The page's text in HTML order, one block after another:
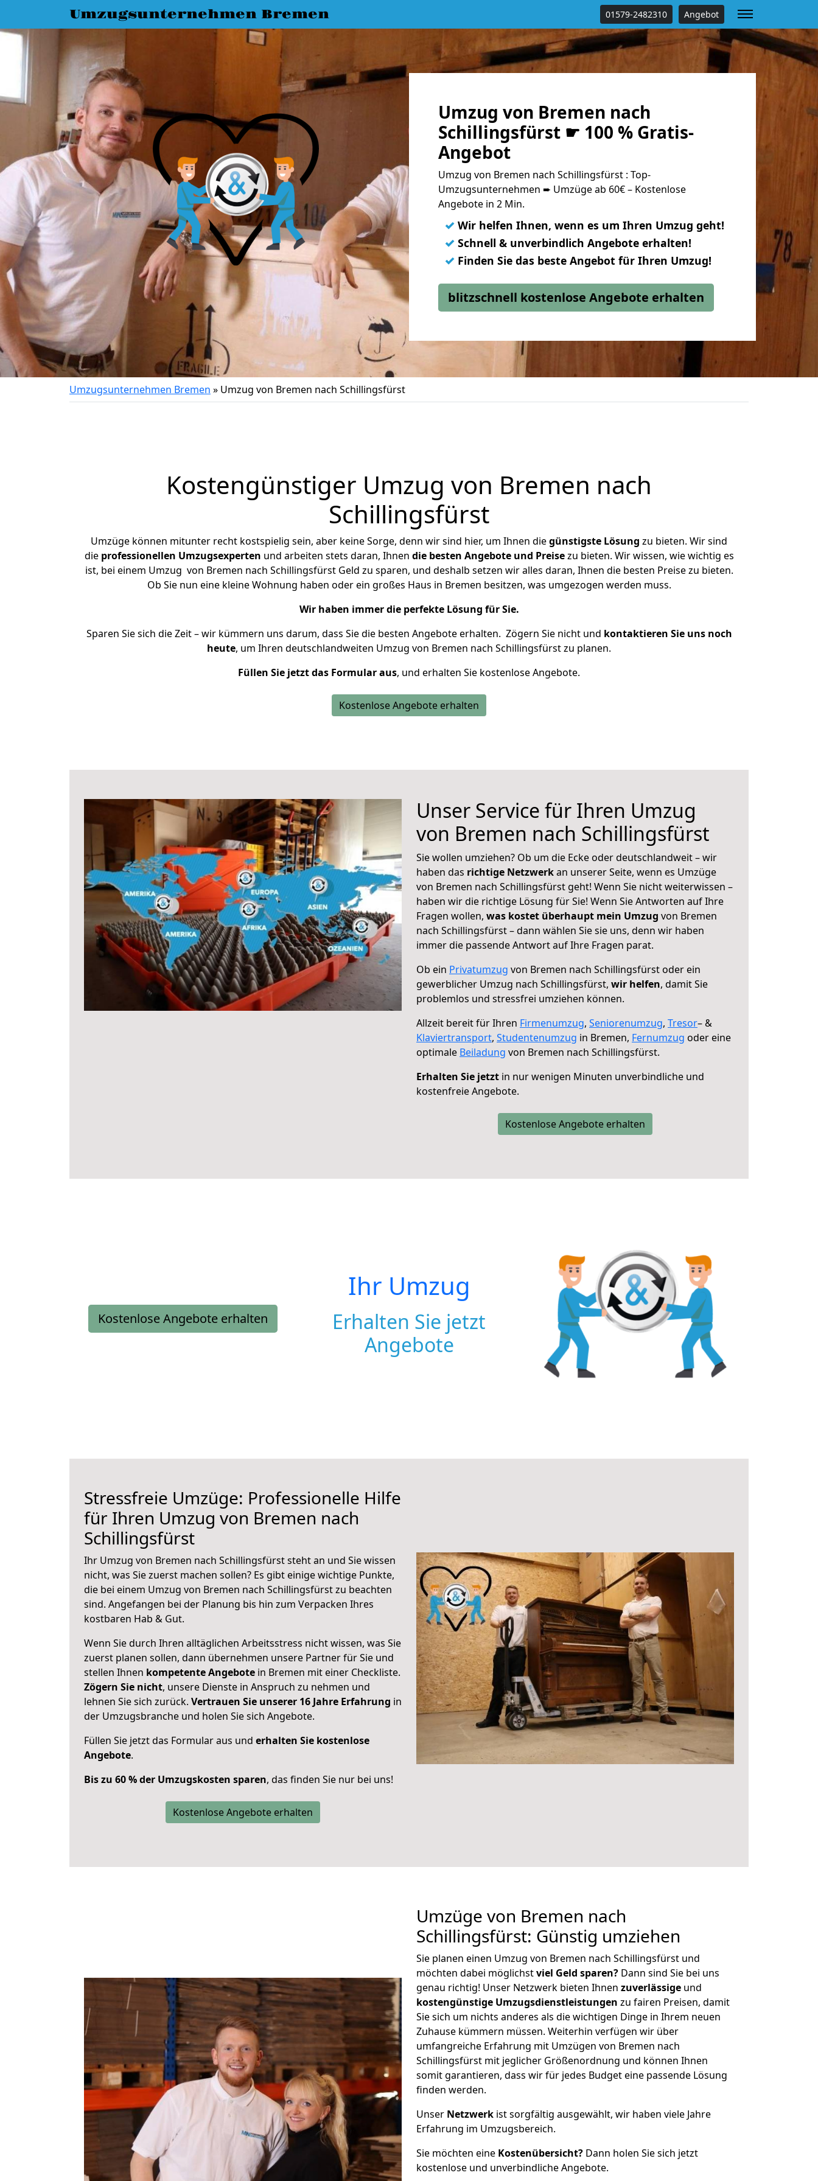
Umzugsunternehmen Bremen 01579-2482310 Angebot
Umzug von Bremen nach
Schillingsfürst ☛ 100 % Gratis-
Angebot
Umzug von Bremen nach Schillingsfürst : Top-
Umzugsunternehmen ➨ Umzüge ab 60€ – Kostenlose
Angebote in 2 Min.
✓ Wir helfen Ihnen, wenn es um Ihren Umzug geht!
✓ Schnell & unverbindlich Angebote erhalten!
✓ Finden Sie das beste Angebot für Ihren Umzug!
blitzschnell kostenlose Angebote erhalten
Umzugsunternehmen Bremen » Umzug von Bremen nach Schillingsfürst
Kostengünstiger Umzug von Bremen nach
Schillingsfürst
Umzüge können mitunter recht kostspielig sein, aber keine Sorge, denn wir sind hier, um Ihnen diegünstigste Lösung zu bieten. Wir sind
die professionellen Umzugsexperten und arbeiten stets daran, Ihnen die besten Angebote und Preisezu bieten. Wir wissen, wie wichtig es
ist, bei einem Umzug von Bremen nach Schillingsfürst Geld zu sparen, und deshalb setzen wir alles daran, Ihnen die besten Preise zu bieten.
Ob Sie nun eine kleine Wohnung haben oder ein großes Haus in Bremen besitzen, was umgezogen werden muss.
Wir haben immer die perfekte Lösung für Sie.
Sparen Sie sich die Zeit – wir kümmern uns darum, dass Sie die besten Angebote erhalten. Zögern Sie nicht und kontaktieren Sie uns noch
heute, um Ihren deutschlandweiten Umzug von Bremen nach Schillingsfürst zu planen.
Füllen Sie jetzt das Formular aus, und erhalten Sie kostenlose Angebote.
Kostenlose Angebote erhalten
Unser Service für Ihren Umzug
von Bremen nach Schillingsfürst
Sie wollen umziehen? Ob um die Ecke oder deutschlandweit – wir
haben das richtige Netzwerkan unserer Seite, wenn es Umzüge
von Bremen nach Schillingsfürst geht! Wenn Sie nicht weiterwissen –
haben wir die richtige Lösung für Sie! Wenn Sie Antworten auf Ihre
Fragen wollen, was kostet überhaupt mein Umzug von Bremen
nach Schillingsfürst – dann wählen Sie sie uns, denn wir haben
immer die passende Antwort auf Ihre Fragen parat.
Ob ein Privatumzug von Bremen nach Schillingsfürst oder ein
gewerblicher Umzug nach Schillingsfürst, wir helfen, damit Sie
problemlos und stressfrei umziehen können.
Allzeit bereit für Ihren Firmenumzug, Seniorenumzug, Tresor– &
Klaviertransport, Studentenumzug in Bremen, Fernumzug oder eine
optimale Beiladung von Bremen nach Schillingsfürst.
Erhalten Sie jetzt in nur wenigen Minuten unverbindliche und
kostenfreie Angebote.
Kostenlose Angebote erhalten
Kostenlose Angebote erhalten
Ihr Umzug
Erhalten Sie jetzt
Angebote
Stressfreie Umzüge: Professionelle Hilfe
für Ihren Umzug von Bremen nach
Schillingsfürst
Ihr Umzug von Bremen nach Schillingsfürst steht an und Sie wissen
nicht, was Sie zuerst machen sollen? Es gibt einige wichtige Punkte,
die bei einem Umzug von Bremen nach Schillingsfürst zu beachten
sind. Angefangen bei der Planung bis hin zum Verpacken Ihres
kostbaren Hab & Gut.
Wenn Sie durch Ihren alltäglichen Arbeitsstress nicht wissen, was Sie
zuerst planen sollen, dann übernehmen unsere Partner für Sie und
stellen Ihnen kompetente Angebote in Bremen mit einer Checkliste.
Zögern Sie nicht, unsere Dienste in Anspruch zu nehmen und
lehnen Sie sich zurück. Vertrauen Sie unserer 16 Jahre Erfahrung in
der Umzugsbranche und holen Sie sich Angebote.
Füllen Sie jetzt das Formular aus und erhalten Sie kostenlose
Angebote.
Bis zu 60 % der Umzugskosten sparen, das finden Sie nur bei uns!
Kostenlose Angebote erhalten
Umzüge von Bremen nach
Schillingsfürst: Günstig umziehen
Sie planen einen Umzug von Bremen nach Schillingsfürst und
möchten dabei möglichstviel Geld sparen? Dann sind Sie bei uns
genau richtig! Unser Netzwerk bieten Ihnen zuverlässige und
kostengünstige Umzugsdienstleistungen zu fairen Preisen, damit
Sie sich um nichts anderes als die wichtigen Dinge in Ihrem neuen
Zuhause kümmern müssen. Weiterhin verfügen wir über
umfangreiche Erfahrung mit Umzügen von Bremen nach
Schillingsfürst mit jeglicher Größenordnung und können Ihnen
somit garantieren, dass wir für jedes Budget eine passende Lösung
finden werden.
Unser Netzwerk ist sorgfältig ausgewählt, wir haben viele Jahre
Erfahrung im Umzugsbereich.
Sie möchten eine Kostenübersicht? Dann holen Sie sich jetzt
kostenlose und unverbindliche Angebote.